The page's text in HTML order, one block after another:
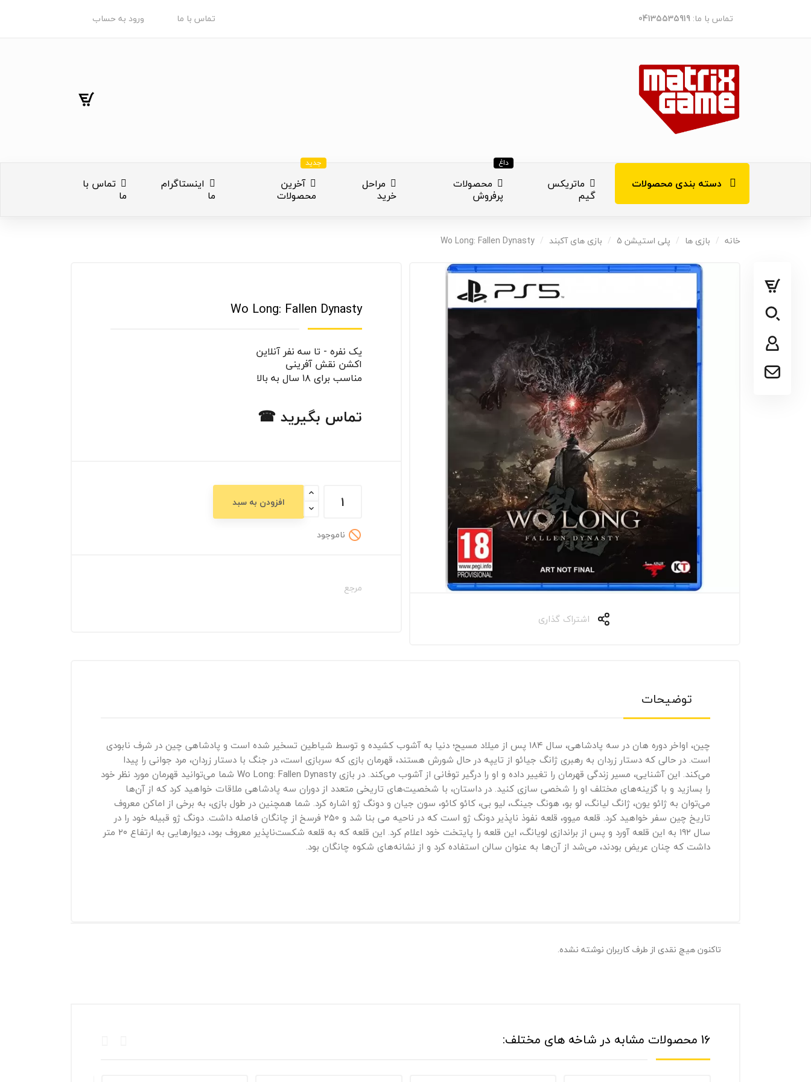
تماس با ما: 04135535919 تماس با ما ورود به حساب
دسته بندی محصولات
کنسول های بازی
پلی استیشن
ایکس باکس
سایر کنسول ها
ماتریکس
گیم
محصولات
پرفروش
داغ
مراحل
خرید
آخرین
محصولات
جدید
اینستاگرام
ما
تماس با
ما
خانه بازی ها پلی استیشن 5 بازی های آکبند Wo Long: Fallen Dynasty
اشتراک گذاری
Wo Long: Fallen Dynasty
یک نفره - تا سه نفر آنلاین
اکشن نقش آفرینی
مناسب برای ۱۸ سال به بالا
تماس بگیرید ☎
افزودن به سبد
 ناموجود
مرجع
توضیحات
چین، اواخر دوره هان در سه پادشاهی، سال ۱۸۴ پس از میلاد مسیح؛ دنیا به آشوب کشیده و توسط شیاطین تسخیر شده است و پادشاهی چین در شرف نابودی
است. در حالی که دستار زردان به رهبری ژانگ جیائو از تایپه در حال شورش هستند، قهرمان بازی که سربازی است، در جنگ با دستار زردان، مرد جوانی را پیدا
می‌کند. این آشنایی، مسیر زندگی قهرمان را تغییر داده و او را درگیر توفانی از آشوب می‌کند. در بازی Wo Long: Fallen Dynasty شما می‌توانید قهرمان مورد نظر خود
را بسازید و با گزینه‌های مختلف او را شخصی سازی کنید. در داستان، با شخصیت‌های تاریخی متعدد از دوران سه پادشاهی ملاقات خواهید کرد که از آن‌ها
می‌توان به ژائو یون، ژانگ لیانگ، لو بو، هونگ جینگ، لیو بی، کائو کائو، سون جیان و دونگ ژو اشاره کرد. شما همچنین در طول بازی، به برخی از اماکن معروف
تاریخ چین سفر خواهید کرد. قلعه میوو، قلعه نفوذ ناپذیر دونگ ژو است که در ناحیه می بنا شد و ۲۵۰ فرسخ از چانگان فاصله داشت. دونگ ژو قبیله خود را در
سال ۱۹۲ به این قلعه آورد و پس از براندازی لویانگ، این قلعه را پایتخت خود اعلام کرد. این قلعه که به قلعه شکست‌ناپذیر معروف بود، دیوارهایی به ارتفاع ۲۰ متر
داشت که چنان عریض بودند، می‌شد از آن‌ها به عنوان سالن استفاده کرد و از نشانه‌های شکوه چانگان بود.
تاکنون هیچ نقدی از طرف کاربران نوشته نشده.
16 محصولات مشابه در شاخه های مختلف: